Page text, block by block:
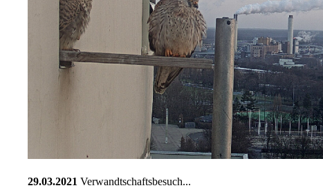
29.03.2021 Verwandtschaftsbesuch...